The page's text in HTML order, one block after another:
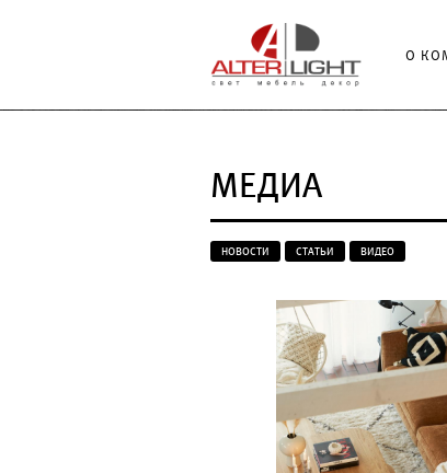
О
МЕДИА
НОВОСТИ СТАТЬИ ВИДЕО